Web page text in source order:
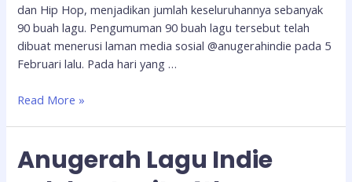
dan Hip Hop, menjadikan jumlah keseluruhannya sebanyak
90 buah lagu. Pengumuman 90 buah lagu tersebut telah
dibuat menerusi laman media sosial @anugerahindie pada 5
Februari lalu. Pada hari yang …
Read More »
Anugerah Lagu Indie